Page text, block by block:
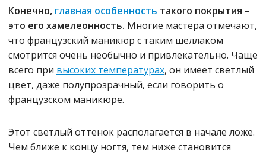
Конечно, главная особенность такого покрытия –
это его хамелеонность. Многие мастера отмечают,
что французский маникюр с таким шеллаком
смотрится очень необычно и привлекательно. Чаще
всего при высоких температурах, он имеет светлый
цвет, даже полупрозрачный, если говорить о
французском маникюре.
Этот светлый оттенок располагается в начале ложе.
Чем ближе к концу ногтя, тем ниже становится